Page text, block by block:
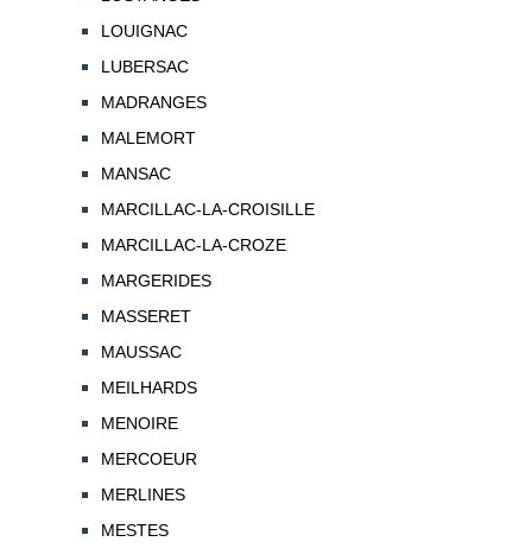
LOUIGNAC
LUBERSAC
MADRANGES
MALEMORT
MANSAC
MARCILLAC-LA-CROISILLE
MARCILLAC-LA-CROZE
MARGERIDES
MASSERET
MAUSSAC
MEILHARDS
MENOIRE
MERCOEUR
MERLINES
MESTES